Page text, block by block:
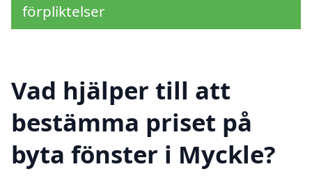
förpliktelser
Vad hjälper till att
bestämma priset på
byta fönster i Myckle?